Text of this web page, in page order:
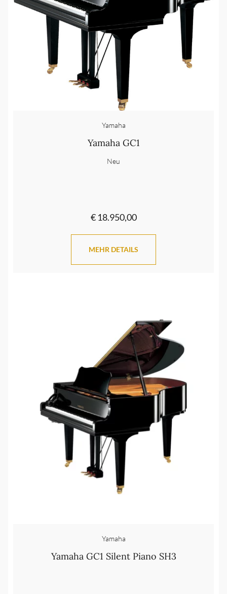
Yamaha
Yamaha GC1
Neu
€ 18.950,00
MEHR DETAILS
Yamaha
Yamaha GC1 Silent Piano SH3